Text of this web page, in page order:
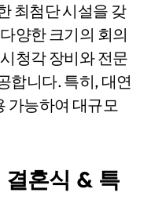
최첨단 시설을 갖
양한 크기의 회의
청각 장비와 전문
합니다. 특히, 대연
가능하여 대규모
결혼식 & 특